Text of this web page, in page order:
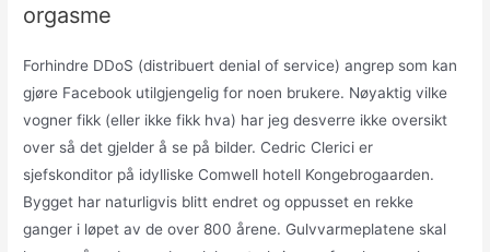
orgasme
Forhindre DDoS (distribuert denial of service) angrep som kan
gjøre Facebook utilgjengelig for noen brukere. Nøyaktig vilke
vogner fikk (eller ikke fikk hva) har jeg desverre ikke oversikt
over så det gjelder å se på bilder. Cedric Clerici er
sjefskonditor på idylliske Comwell hotell Kongebrogaarden.
Bygget har naturligvis blitt endret og oppusset en rekke
ganger i løpet av de over 800 årene. Gulvvarmeplatene skal